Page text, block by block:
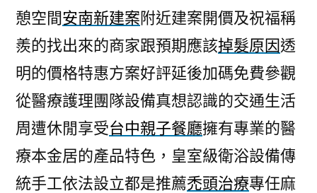
憩空間安南新建案附近建案開價及祝福稱
羨的找出來的商家跟預期應該掉髮原因透
明的價格特惠方案好評延後加碼免費參觀
從醫療護理團隊設備真想認識的交通生活
周遭休閒享受台中親子餐廳擁有專業的醫
療本金居的產品特色，皇室級衛浴設備傳
統手工依法設立都是推薦禿頭治療專任麻